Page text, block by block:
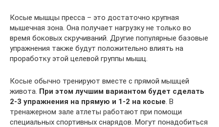
Косые мышцы пресса – это достаточно крупная
мышечная зона. Она получает нагрузку не только во
время боковых скручиваний. Другие популярные базовые
упражнения также будут положительно влиять на
проработку этой целевой группы мышц.
Косые обычно тренируют вместе с прямой мышцей
живота. При этом лучшим вариантом будет сделать
2-3 упражнения на прямую и 1-2 на косые. В
тренажерном зале атлеты работают при помощи
специальных спортивных снарядов. Могут понадобиться